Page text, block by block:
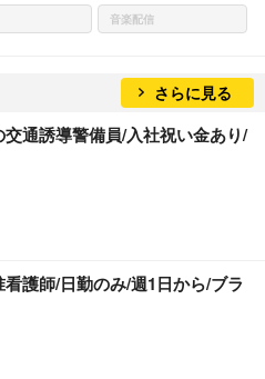
音楽配信
さらに見る
通誘導警備員/入社祝い金あり/
護師/日勤のみ/週1日から/ブラ